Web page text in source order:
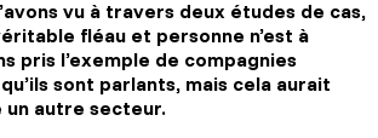
vu à travers deux études de cas,
fléau et personne n’est à
pris l’exemple de compagnies
sont parlants, mais cela aurait
autre secteur.